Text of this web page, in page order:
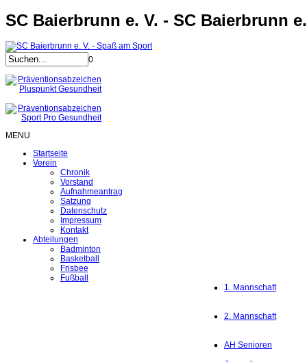
SC Baierbrunn e. V. - SC Baierbrunn
0
MENU
Startseite
Verein
Chronik
Vorstand
Aufnahmeantrag
Satzung
Datenschutz
Impressum
Kontakt
Abteilungen
Badminton
Basketball
Frisbee
Fußball
1. Mannschaft
2. Mannschaft
AH Senioren